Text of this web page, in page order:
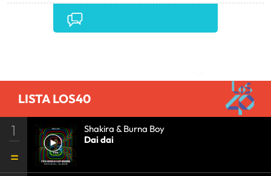
CONCIERTOS•LOS40•GRUPOS MÚSICA•
EVENTOS MUSICALES
•RADIO•AGENDA•PRISA MEDIA•
COMUNICACIÓN•COMUNICACIÓN•
LISTA LOS40
1
Shakira & Burna Boy
Dai dai